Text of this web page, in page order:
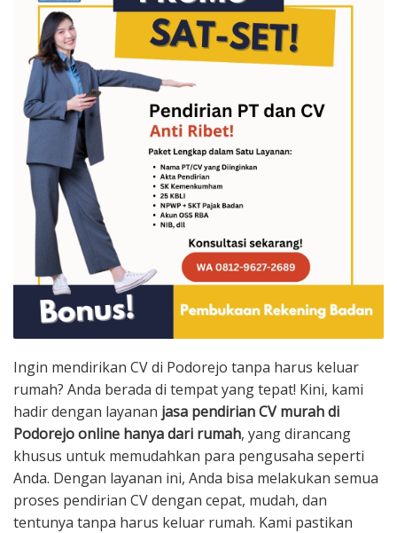
Ingin mendirikan CV di Podorejo tanpa harus keluar
rumah? Anda berada di tempat yang tepat! Kini, kami
hadir dengan layanan jasa pendirian CV murah di
Podorejo online hanya dari rumah, yang dirancang
khusus untuk memudahkan para pengusaha seperti
Anda. Dengan layanan ini, Anda bisa melakukan semua
proses pendirian CV dengan cepat, mudah, dan
tentunya tanpa harus keluar rumah. Kami pastikan